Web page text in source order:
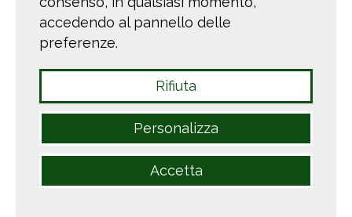
Realizzazione di ampliamento di
un condominio.
I lavori hanno riguardato un ampliamento,
basato sul sistema costruttivo a
legno tipo platform-frame,
che ha la particolarità di essere realizzato in
aggetto rispetto all'edificio esistente, mediante
travi in legno con armatura in acciaio.
accedendo al pannello delle
preferenze.
Rifiuta
Personalizza
Accetta